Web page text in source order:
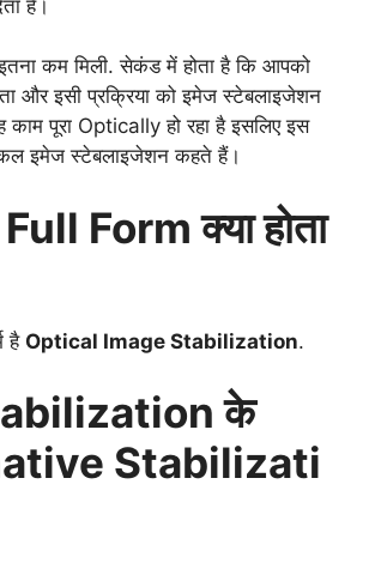
है।
इतना कम मिली. सेकंड में होता है कि आपको
और इसी प्रक्रिया को इमेज स्टेबलाइजेशन
पूरा Optically हो रहा है इसलिए इस
इमेज स्टेबलाइजेशन कहते हैं।
Form क्या होता
है Optical Image Stabilization.
के
Stabilizati